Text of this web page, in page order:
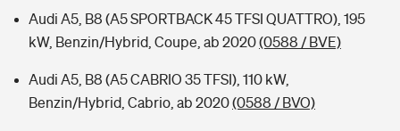
Audi A5, B8 (A5 SPORTBACK 45 TFSI QUATTRO), 195
kW, Benzin/Hybrid, Coupe, ab 2020(0588 / BVE)
Audi A5, B8 (A5 CABRIO 35 TFSI), 110 kW,
Benzin/Hybrid, Cabrio, ab 2020(0588 / BVO)